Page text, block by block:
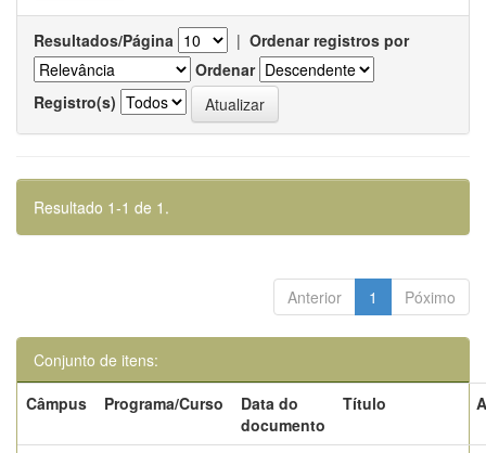
Resultados/Página | Ordenar registros por
Ordenar
Registro(s)
Resultado 1-1 de 1.
Anterior 1 Póximo
Conjunto de itens:
Câmpus
Programa/Curso
Data do
documento
Título